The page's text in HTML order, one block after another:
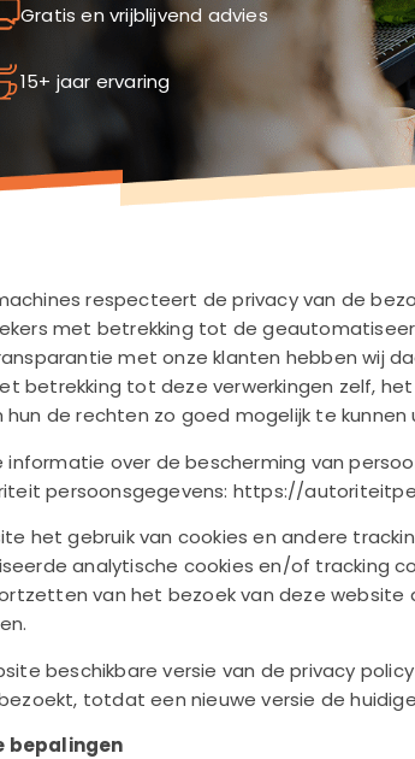
Gratis en vrijblijvend advies
15+ jaar ervaring
respecteert de privacy van de
met betrekking tot de
met onze klanten hebben wij
betrekking tot deze verwerkingen zelf,
de rechten zo goed mogelijk te kunnen
informatie over de bescherming van
persoonsgegevens: https://
het gebruik van cookies en andere
analytische cookies en/of tracking
van het bezoek van deze website
beschikbare versie van de privacy
totdat een nieuwe versie de
bepalingen